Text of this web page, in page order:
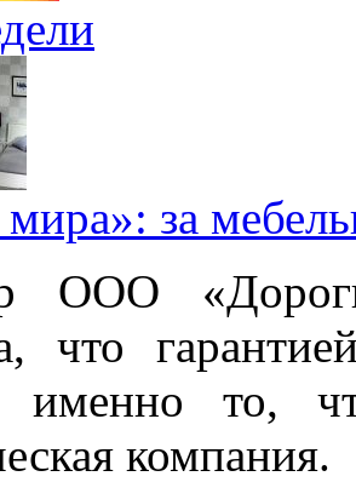
за
ООО
что
именно то,
компания.